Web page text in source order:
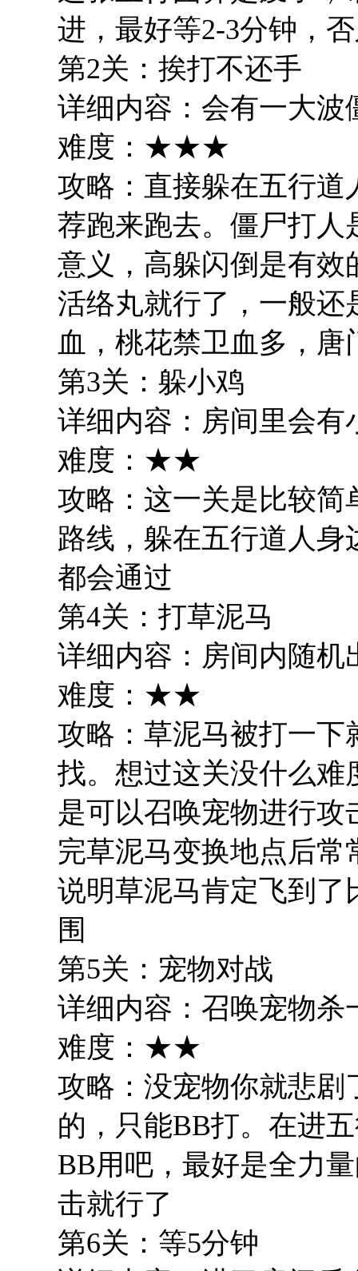
进，最好等2-3分钟，
第2关：挨打不还手
详细内容：会有一大波
难度：★★★
攻略：直接躲在五行道
荐跑来跑去。僵尸打人
意义，高躲闪倒是有效
活络丸就行了，一般还
血，桃花禁卫血多，
第3关：躲小鸡
详细内容：房间里会有
难度：★★
攻略：这一关是比较简
路线，躲在五行道人
都会通过
第4关：打草泥马
详细内容：房间内随机
难度：★★
攻略：草泥马被打一下
找。想过这关没什么难
是可以召唤宠物进行
完草泥马变换地点后
说明草泥马肯定飞到了
围
第5关：宠物对战
详细内容：召唤宠物杀
难度：★★
攻略：没宠物你就悲剧
的，只能BB打。在进
BB用吧，最好是全力
击就行了
第6关：等5分钟